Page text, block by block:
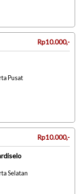
Rp10.000,-
Pusat
Rp10.000,-
Selatan